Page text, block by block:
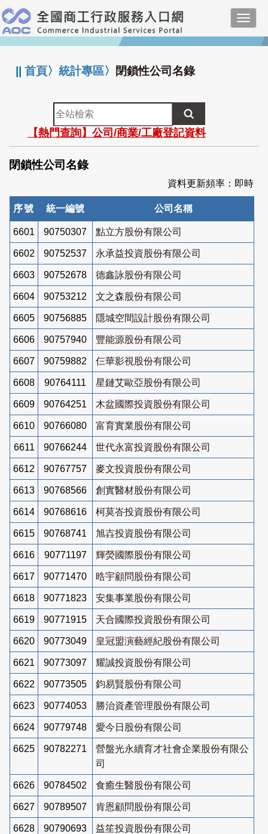
跳
到
主
要
:::
||首頁〉統計專區〉 閉鎖性公司名錄
全
站
檢
索
【熱門查詢】公司/商業/工廠登記資料
閉鎖性公司名錄
資料更新頻率：即時
序號 統一編號 公司名稱
6601 90750307 點立方股份有限公司
6602 90752537 永承益投資股份有限公司
6603 90752678 德鑫詠股份有限公司
6604 90753212 文之森股份有限公司
6605 90756885 隱城空間設計股份有限公司
6606 90757940 豐能源股份有限公司
6607 90759882 仨華影視股份有限公司
6608 90764111 星鏈艾歐亞股份有限公司
6609 90764251 木盆國際投資股份有限公司
6610 90766080 富育實業股份有限公司
6611 90766244 世代永富投資股份有限公司
6612 90767757 麥文投資股份有限公司
6613 90768566 創實醫材股份有限公司
6614 90768616 柯莫峇投資股份有限公司
6615 90768741 旭壵投資股份有限公司
6616 90771197 輝熒國際股份有限公司
6617 90771470 晧宇顧問股份有限公司
6618 90771823 安集事業股份有限公司
6619 90771915 天合國際投資股份有限公司
6620 90773049 皇冠盟演藝經紀股份有限公司
6621 90773097 耀誠投資股份有限公司
6622 90773505 鈞易賢股份有限公司
6623 90774053 勝治資產管理股份有限公司
6624 90779748 愛今日股份有限公司
6625 90782271
營盤光永續育才社會企業股份有限公
司
6626 90784502 食癒生醫股份有限公司
6627 90789507 肯恩顧問股份有限公司
6628 90790693 益笙投資股份有限公司